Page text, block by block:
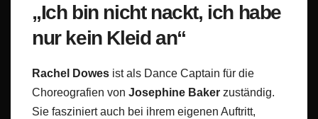
„Ich bin nicht nackt, ich habe
nur kein Kleid an“
Rachel Dowes ist als Dance Captain für die
Choreografien von Josephine Baker zuständig.
Sie fasziniert auch bei ihrem eigenen Auftritt,